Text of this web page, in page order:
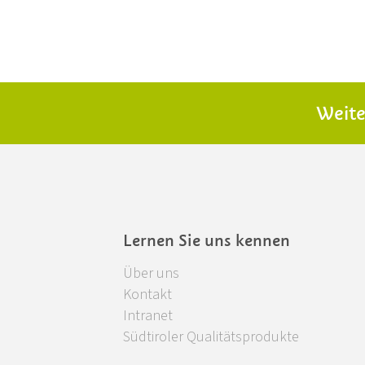
Lernen Sie uns kennen
Über uns
Kontakt
Intranet
Südtiroler Qualitätsprodukte